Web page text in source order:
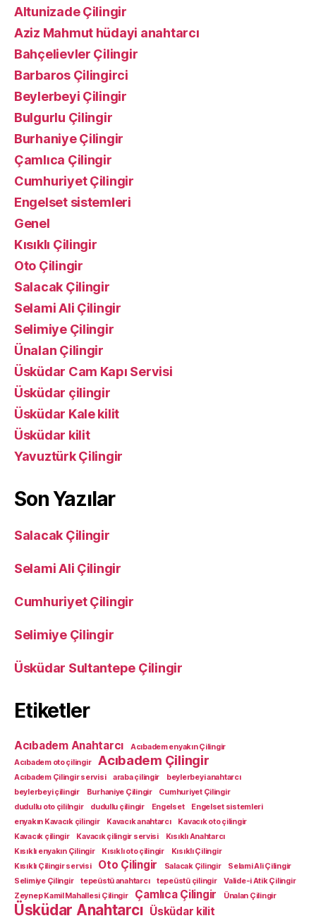
Altunizade Çilingir
Aziz Mahmut hüdayi anahtarcı
Bahçelievler Çilingir
Barbaros Çilingirci
Beylerbeyi Çilingir
Bulgurlu Çilingir
Burhaniye Çilingir
Çamlıca Çilingir
Cumhuriyet Çilingir
Engelset sistemleri
Genel
Kısıklı Çilingir
Oto Çilingir
Salacak Çilingir
Selami Ali Çilingir
Selimiye Çilingir
Ünalan Çilingir
Üsküdar Cam Kapı Servisi
Üsküdar çilingir
Üsküdar Kale kilit
Üsküdar kilit
Yavuztürk Çilingir
Son Yazılar
Salacak Çilingir
Selami Ali Çilingir
Cumhuriyet Çilingir
Selimiye Çilingir
Üsküdar Sultantepe Çilingir
Etiketler
Acıbadem Anahtarcı
Acıbadem enyakın Çilingir
Acıbadem oto çilingir
Acıbadem Çilingir
Acıbadem Çilingir servisi araba çilingir
beylerbeyi anahtarcı
beylerbeyi çilingir
Burhaniye Çilingir
Cumhuriyet Çilingir
dudullu oto çililngir
dudullu çilingir Engelset
Engelset sistemleri
enyakın Kavacık çilingir
Kavacık anahtarcı
Kavacık oto çilingir
Kavacık çilingir
Kavacık çilingir servisi
Kısıklı Anahtarcı
Kısıklı enyakın Çilingir
Kısıklı oto çilingir
Kısıklı Çilingir
Kısıklı Çilingir servisi
Oto Çilingir Salacak Çilingir
Selami Ali Çilingir
Selimiye Çilingir
tepeüstü anahtarcı tepeüstü çilingir
Valide-i Atik Çilingir
Zeynep Kamil Mahallesi Çilingir
Çamlıca Çilingir Ünalan Çilingir
Üsküdar Anahtarcı Üsküdar kilit